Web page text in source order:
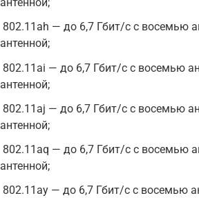
802.11ah — до 6,7 Гбит/с с восемью
антенной;
802.11ai — до 6,7 Гбит/с с восемью
антенной;
802.11aj — до 6,7 Гбит/с с восемью
антенной;
802.11aq — до 6,7 Гбит/с с восемью
антенной;
802.11ay — до 6,7 Гбит/с с восемью